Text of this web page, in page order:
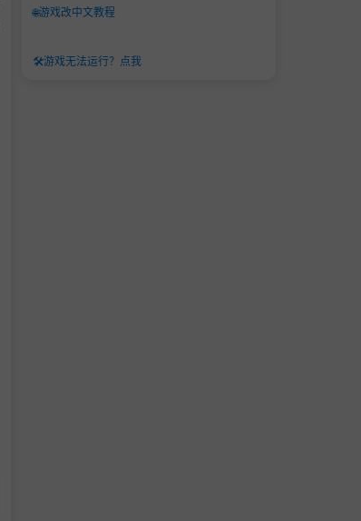
🌐游戏改中文教程
🛠️游戏无法运行？点我